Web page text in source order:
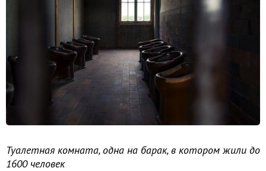
Туалетная комната, одна на барак, в котором жили до
1600 человек